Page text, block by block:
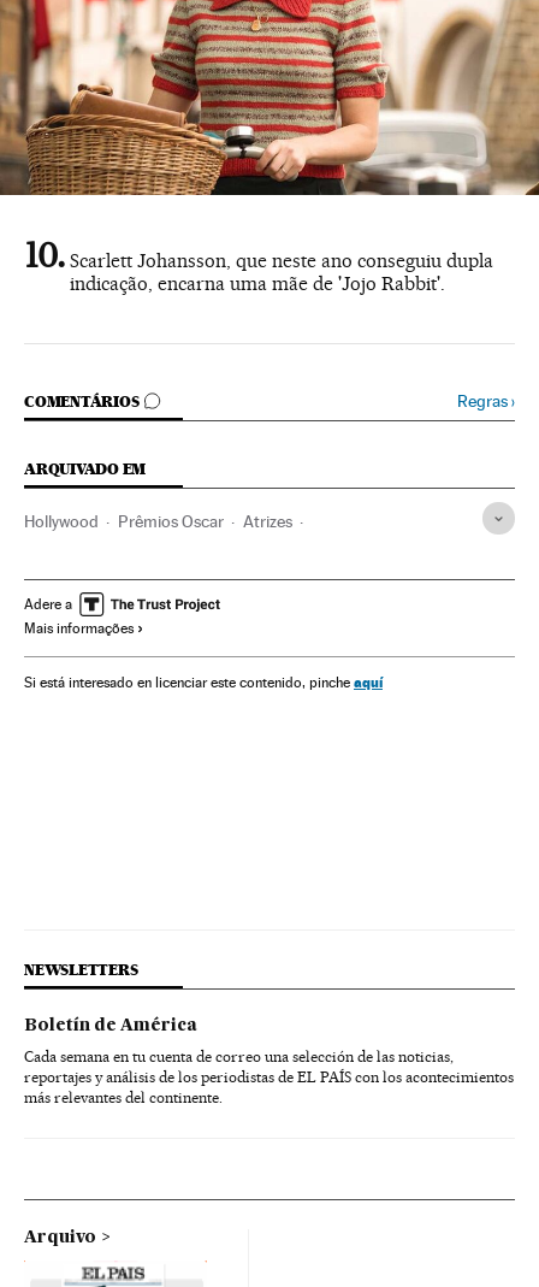
Scarlett Johansson, que neste ano conseguiu dupla
indicação, encarna uma mãe de 'Jojo Rabbit'.
COMENTÁRIOS
COMENTÁRIOS Regras›
ARQUIVADO EM
Hollywood Prêmios Oscar Atrizes
Indústria Cinematográfica
Adere a
Mais informações
Si está interesado en licenciar este contenido, pinche aquí
NEWSLETTERS
Boletín de América
Cada semana en tu cuenta de correo una selección de las noticias,
reportajes y análisis de los periodistas de EL PAÍS con los acontecimientos
más relevantes del continente.
Arquivo